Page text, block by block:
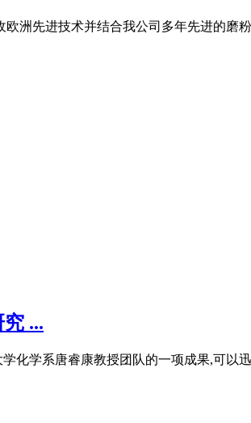
洲先进技术并结合我公司多年先进的磨
...
化学系唐睿康教授团队的一项成果,可以